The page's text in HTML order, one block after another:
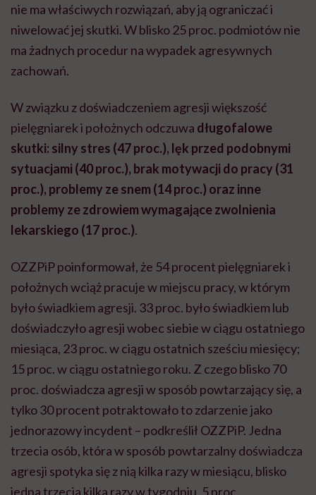
nie ma właściwych rozwiązań, aby ją ograniczać i
niwelować jej skutki. W blisko 25 proc. podmiotów nie
ma żadnych procedur na wypadek agresywnych
zachowań.
W związku z doświadczeniem agresji większość
pielęgniarek i położnych odczuwa długofalowe
skutki: silny stres (47 proc.), lęk przed podobnymi
sytuacjami (40 proc.), brak motywacji do pracy (31
proc.), problemy ze snem (14 proc.) oraz inne
problemy ze zdrowiem wymagające zwolnienia
lekarskiego (17 proc.).
OZZPiP poinformował, że 54 procent pielęgniarek i
położnych wciąż pracuje w miejscu pracy, w którym
było świadkiem agresji. 33 proc. było świadkiem lub
doświadczyło agresji wobec siebie w ciągu ostatniego
miesiąca, 23 proc. w ciągu ostatnich sześciu miesięcy;
15 proc. w ciągu ostatniego roku. Z czego blisko 70
proc. doświadcza agresji w sposób powtarzający się, a
tylko 30 procent potraktowało to zdarzenie jako
jednorazowy incydent – podkreślił OZZPiP. Jedna
trzecia osób, która w sposób powtarzalny doświadcza
agresji spotyka się z nią kilka razy w miesiącu, blisko
jedna trzecia kilka razy w tygodniu. 5 proc.